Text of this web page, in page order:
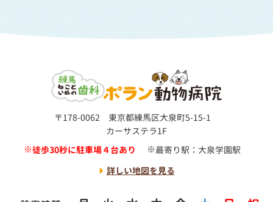
〒178-0062 東京都練馬区大泉町5-15-1
カーサステラ1F
徒歩30秒に駐車場４台あり
最寄り駅：大泉学園駅
詳しい地図を見る